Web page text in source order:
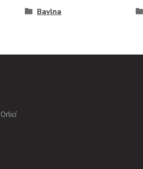
Bavlna